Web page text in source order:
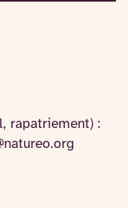
rapatriement) :